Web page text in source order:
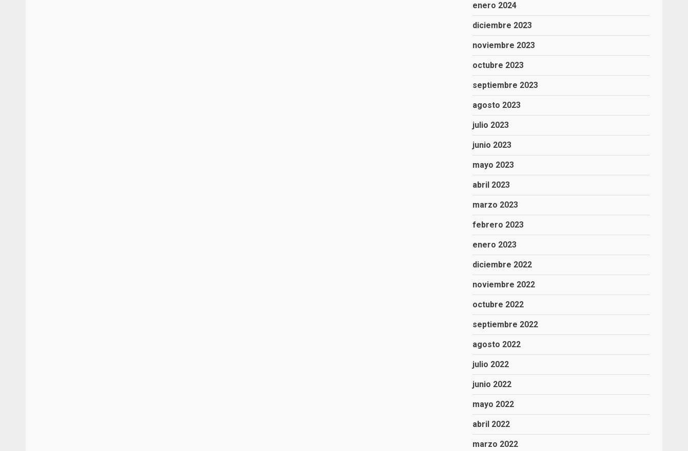
enero 2024
diciembre 2023
noviembre 2023
octubre 2023
septiembre 2023
agosto 2023
julio 2023
junio 2023
mayo 2023
abril 2023
marzo 2023
febrero 2023
enero 2023
diciembre 2022
noviembre 2022
octubre 2022
septiembre 2022
agosto 2022
julio 2022
junio 2022
mayo 2022
abril 2022
marzo 2022